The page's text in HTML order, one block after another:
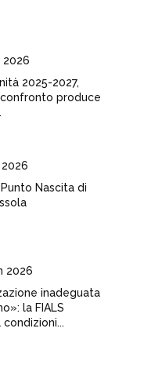
2026
2025-2027,
confronto produce
2026
Nascita di
2026
inadeguata
la FIALS